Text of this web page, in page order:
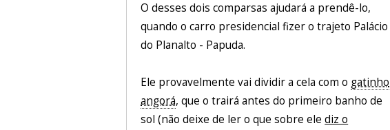
O desses dois comparsas ajudará a prendê-lo,
quando o carro presidencial fizer o trajeto Palácio
do Planalto - Papuda.
Ele provavelmente vai dividir a cela com o gatinho
angorá, que o trairá antes do primeiro banho de
sol (não deixe de ler o que sobre elediz o